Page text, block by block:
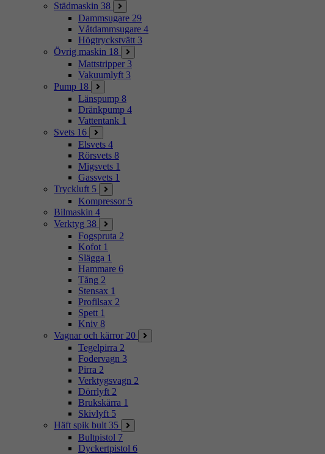
Städmaskin 38
Dammsugare 29
Våtdammsugare 4
Högtryckstvätt 3
Övrig maskin 18
Mattstripper 3
Vakuumlyft 3
Pump 18
Länspump 8
Dränkpump 4
Vattentank 1
Svets 16
Elsvets 4
Rörsvets 8
Migsvets 1
Gassvets 1
Tryckluft 5
Kompressor 5
Bilmaskin 4
Verktyg 38
Fogspruta 2
Kofot 1
Slägga 1
Hammare 6
Tång 2
Stensax 1
Profilsax 2
Spett 1
Kniv 8
Vagnar och kärror 20
Tegelpirra 2
Fodervagn 3
Pirra 2
Verktygsvagn 2
Dörrlyft 2
Brukskärra 1
Skivlyft 5
Häft spik bult 35
Bultpistol 7
Dyckertpistol 6